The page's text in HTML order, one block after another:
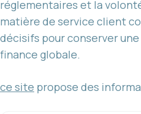
réglementaires et la
matière de service client
décisifs pour conserver
finance globale.
ce site propose des